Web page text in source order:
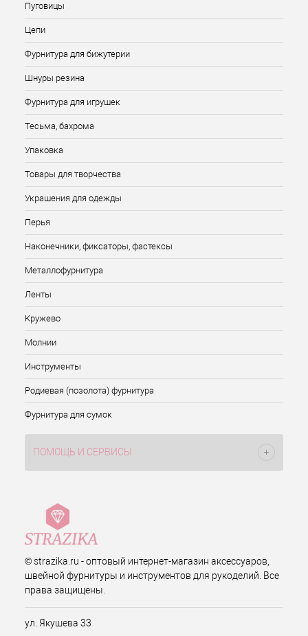
Пуговицы
Цепи
Фурнитура для бижутерии
Шнуры резина
Фурнитура для игрушек
Тесьма, бахрома
Упаковка
Товары для творчества
Украшения для одежды
Перья
Наконечники, фиксаторы, фастексы
Металлофурнитура
Ленты
Кружево
Молнии
Инструменты
Родиевая (позолота) фурнитура
Фурнитура для сумок
ПОМОЩЬ И СЕРВИСЫ
© strazika.ru - оптовый интернет-магазин аксессуаров,
швейной фурнитуры и инструментов для рукоделий. Все
права защищены.
ул. Якушева 33